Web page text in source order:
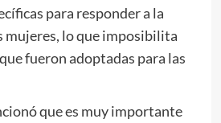
para responder a la
mujeres, lo que imposibilita
fueron adoptadas para las
que es muy importante